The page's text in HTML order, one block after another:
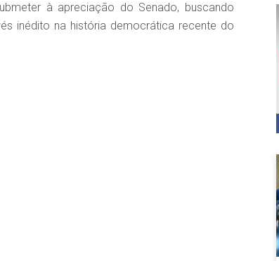
à apreciação do Senado, buscando
inédito na história democrática recente do